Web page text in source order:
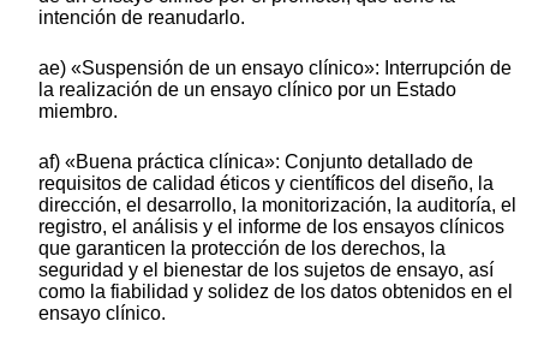
intención de reanudarlo.
ae) «Suspensión de un ensayo clínico»: Interrupción de
la realización de un ensayo clínico por un Estado
miembro.
af) «Buena práctica clínica»: Conjunto detallado de
requisitos de calidad éticos y científicos del diseño, la
dirección, el desarrollo, la monitorización, la auditoría, el
registro, el análisis y el informe de los ensayos clínicos
que garanticen la protección de los derechos, la
seguridad y el bienestar de los sujetos de ensayo, así
como la fiabilidad y solidez de los datos obtenidos en el
ensayo clínico.